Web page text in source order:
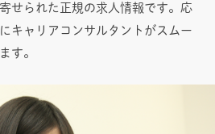
せられた正規の求人情報です。応
キャリアコンサルタントがスムー
す。